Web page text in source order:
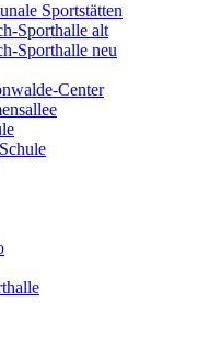
Sportstätten
Sporthalle alt
Sporthalle neu
Center